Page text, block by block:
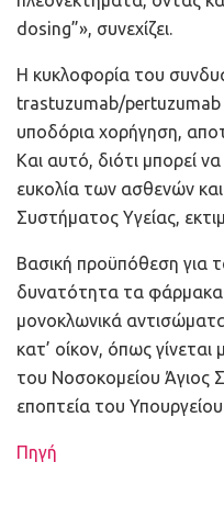
dosing”», συνεχίζει.
Η κυκλοφορία του
trastuzumab/pertuzumab
υποδόρια χορήγηση,
Και αυτό, διότι μπορεί
ευκολία των ασθενών
Συστήματος Υγείας,
Βασική προϋπόθεση για
δυνατότητα τα
μονοκλωνικά
κατ’ οίκον, όπως
του Νοσοκομείου Άγιος
εποπτεία του
Πηγή